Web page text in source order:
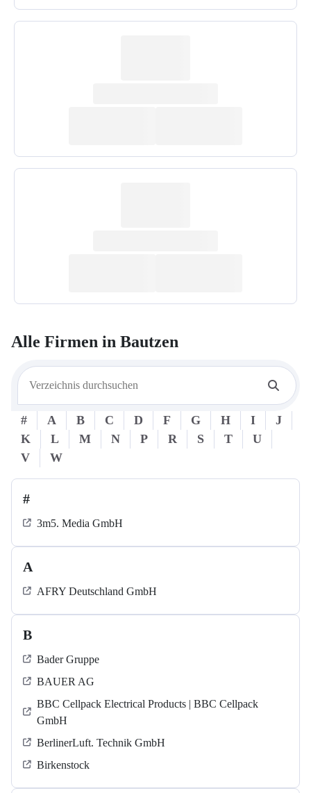
Alle Firmen in Bautzen
# A B C D F G H I
J
K
L M N P R S T
U
V
W
#
3m5. Media GmbH
A
AFRY Deutschland GmbH
B
Bader Gruppe
BAUER AG
BBC Cellpack Electrical Products | BBC Cellpack
GmbH
BerlinerLuft. Technik GmbH
Birkenstock